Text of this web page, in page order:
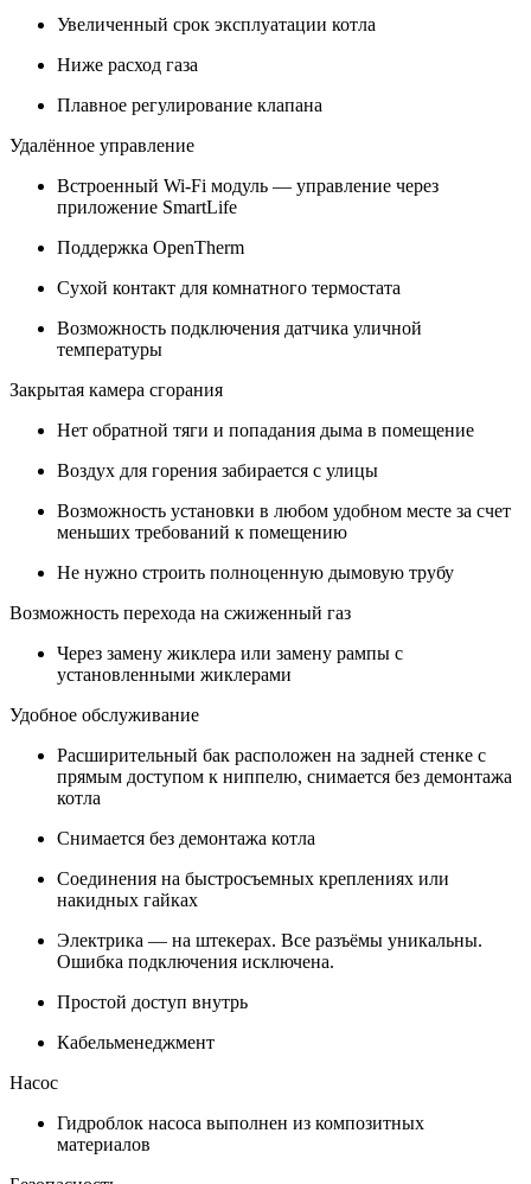
Увеличенный срок эксплуатации котла
Ниже расход газа
Плавное регулирование клапана
Удалённое управление
Встроенный Wi-Fi модуль — управление через
приложение SmartLife
Поддержка OpenTherm
Сухой контакт для комнатного термостата
Возможность подключения датчика уличной
температуры
Закрытая камера сгорания
Нет обратной тяги и попадания дыма в помещение
Воздух для горения забирается с улицы
Возможность установки в любом удобном месте за счет
меньших требований к помещению
Не нужно строить полноценную дымовую трубу
Возможность перехода на сжиженный газ
Через замену жиклера или замену рампы с
установленными жиклерами
Удобное обслуживание
Расширительный бак расположен на задней стенке с
прямым доступом к ниппелю, снимается без демонтажа
котла
Снимается без демонтажа котла
Соединения на быстросъемных креплениях или
накидных гайках
Электрика — на штекерах. Все разъёмы уникальны.
Ошибка подключения исключена.
Простой доступ внутрь
Кабельменеджмент
Насос
Гидроблок насоса выполнен из композитных
материалов